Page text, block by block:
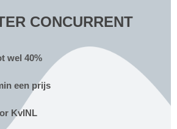
CONCURRENT
wel 40%
een prijs
KvINL